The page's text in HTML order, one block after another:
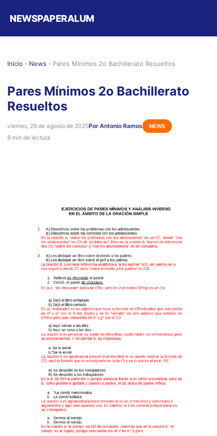
NEWSPAPERALUM
Inicio › News › Pares Mínimos 2o Bachillerato Resueltos
Pares Mínimos 2o Bachillerato
Resueltos
viernes, 29 de agosto de 2025Por Antonio Ramos NEWS
8 min de lectura